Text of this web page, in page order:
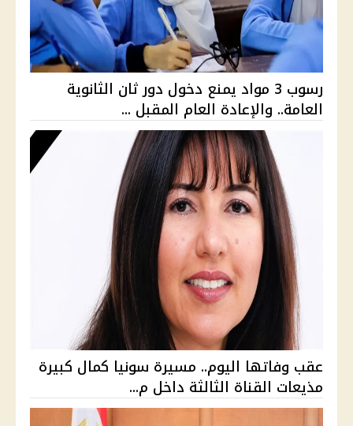
رسوب 3 مواد يمنع دخول دور ثان الثانوية
العامة.. والإعادة العام المقبل ...
عقب وفاتها اليوم.. مسيرة سونيا كمال كبيرة
مذيعات القناة الثالثة داخل م...